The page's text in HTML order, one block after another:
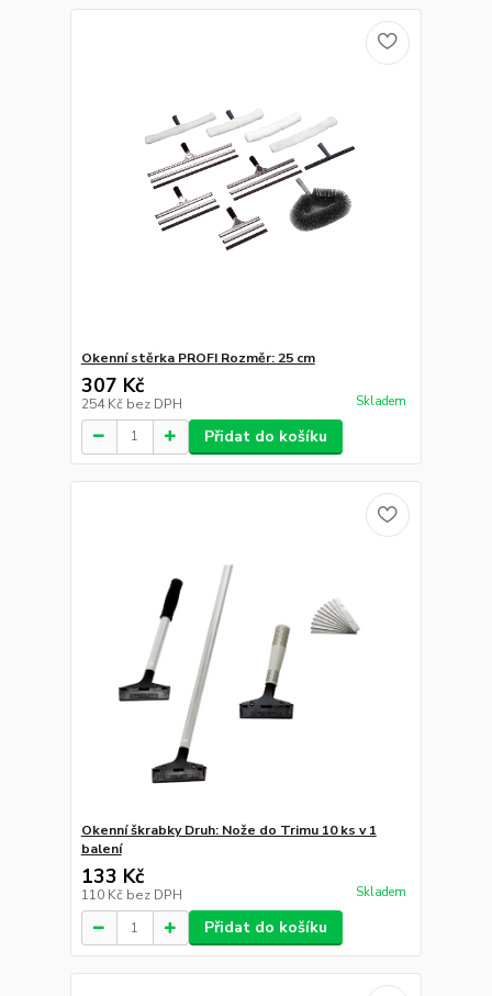
Okenní stěrka PROFI Rozměr: 25 cm
307 Kč
254 Kč bez DPH Skladem
Přidat do košíku
Okenní škrabky Druh: Nože do Trimu 10 ks v 1
balení
133 Kč
110 Kč bez DPH Skladem
Přidat do košíku